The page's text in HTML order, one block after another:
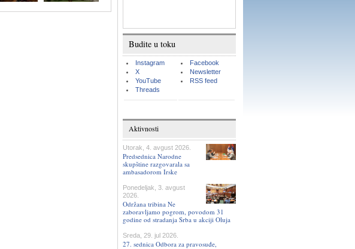
Budite u toku
Instagram
X
YouTube
Threads
Facebook
Newsletter
RSS feed
Aktivnosti
Utorak, 4. avgust 2026.
Predsednica Narodne
skupštine razgovarala sa
ambasadorom Irske
Ponedeljak, 3. avgust
2026.
Održana tribina Ne
zaboravljamo pogrom, povodom 31
godine od stradanja Srba u akciji Oluja
Sreda, 29. jul 2026.
27. sednica Odbora za pravosuđe,